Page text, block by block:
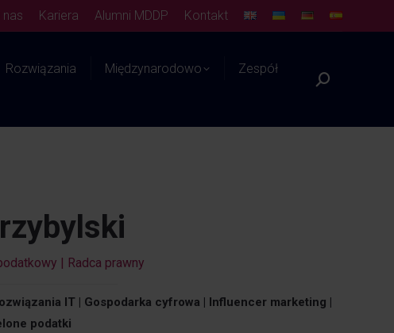
nas Kariera Alumni MDDP Kontakt
Rozwiązania Międzynarodowo Zespół
Szukaj:
| Radca prawny
IT | Gospodarka cyfrowa | Influencer marketing |
podatki